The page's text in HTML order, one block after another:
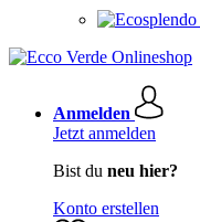
Anmelden
Jetzt anmelden
Bist du neu hier?
Konto erstellen